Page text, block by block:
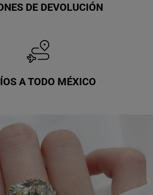
DE DEVOLUCIÓN
A TODO MÉXICO